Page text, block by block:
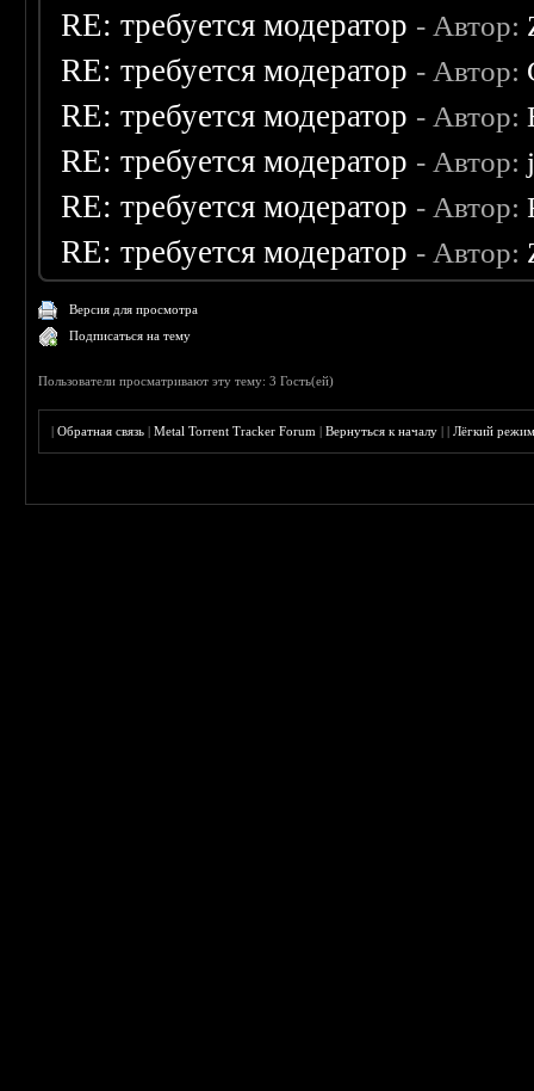
RE: требуется модератор - Автор:
RE: требуется модератор - Автор:
RE: требуется модератор - Автор:
RE: требуется модератор - Автор:
RE: требуется модератор - Автор:
RE: требуется модератор - Автор:
Версия для просмотра
Подписаться на тему
Пользователи просматривают эту тему: 3 Гость(ей)
|Обратная связь |Metal Torrent Tracker Forum |Вернуться к началу ||Лёгкий